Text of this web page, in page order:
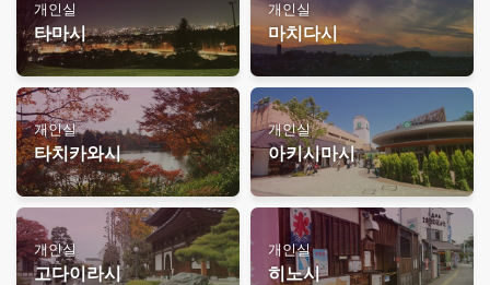
개인실
타마시
개인실
마치다시
개인실
타치카와시
개인실
아키시마시
개인실
고다이라시
개인실
히노시